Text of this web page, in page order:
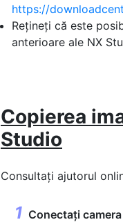
https://
Rețineți că este
anterioare ale NX
Copierea
Studio
Consultați ajutorul
Conectați